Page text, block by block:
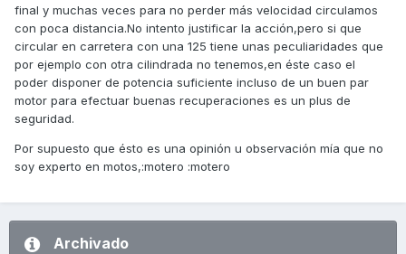
final y muchas veces para no perder más velocidad circulamos
con poca distancia.No intento justificar la acción,pero si que
circular en carretera con una 125 tiene unas peculiaridades que
por ejemplo con otra cilindrada no tenemos,en éste caso el
poder disponer de potencia suficiente incluso de un buen par
motor para efectuar buenas recuperaciones es un plus de
seguridad.
Por supuesto que ésto es una opinión u observación mía que no
soy experto en motos,:motero :motero
Archivado